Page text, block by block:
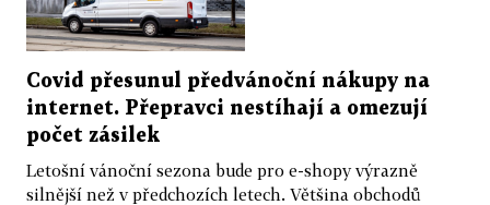
Covid přesunul předvánoční nákupy na
internet. Přepravci nestíhají a omezují
počet zásilek
Letošní vánoční sezona bude pro e-shopy výrazně
silnější než v předchozích letech. Většina obchodů